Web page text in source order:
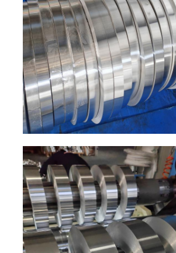
Алюминиевая пластина
Алюминиевый круг
Алюминиевая катушка с цветом
алюминиевая катушка
Алюминиевая катушка прокладки
Алюминиевая клетчатая пластина
Выбитый алюминий